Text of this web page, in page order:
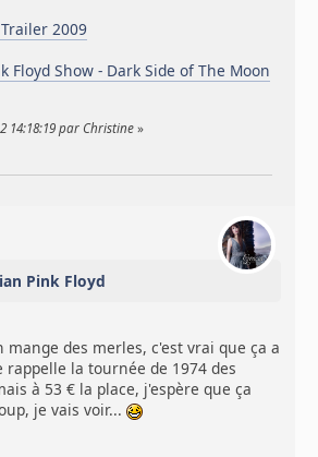
2009
Floyd Show - Dark Side of The Moon
14:18:19 par Christine »
Pink Floyd
mange des merles, c'est vrai que ça a
la tournée de 1974 des
à 53 € la place, j'espère que ça
je vais voir...